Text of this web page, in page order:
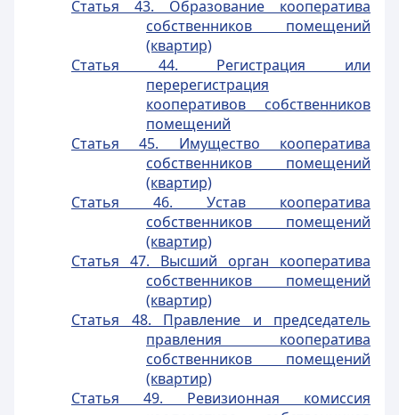
Статья 43. Образование кооператива
собственников помещений
(квартир)
Статья 44. Регистрация или
перерегистрация
кооперативов собственников
помещений
Статья 45. Имущество кооператива
собственников помещений
(квартир)
Статья 46. Устав кооператива
собственников помещений
(квартир)
Статья 47. Высший орган кооператива
собственников помещений
(квартир)
Статья 48. Правление и председатель
правления кооператива
собственников помещений
(квартир)
Статья 49. Ревизионная комиссия